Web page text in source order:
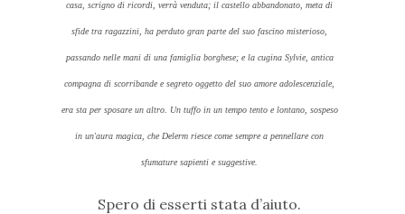
casa, scrigno di ricordi, verrà venduta; il castello abbandonato, meta di
sfide tra ragazzini, ha perduto gran parte del suo fascino misterioso,
passando nelle mani di una famiglia borghese; e la cugina Sylvie, antica
compagna di scorribande e segreto oggetto del suo amore adolescenziale,
era sta per sposare un altro. Un tuffo in un tempo tento e lontano, sospeso
in un'aura magica, che Delerm riesce come sempre a pennellare con
sfumature sapienti e suggestive.
Spero di esserti stata d’aiuto.